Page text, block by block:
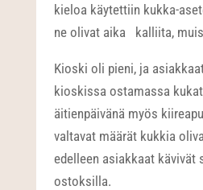
kieloa käytettiin kukka-
ne olivat aika kalliita,
Kioski oli pieni, ja
kioskissa ostamassa
äitienpäivänä myös
valtavat määrät kukkia
edelleen asiakkaat kävivät
ostoksilla.